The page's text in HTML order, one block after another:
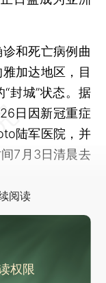
和死亡病例曲
加达地区，目
封城”状态。据
日因新冠重症
陆军医院，并
7月3日清晨去
阅读
权限